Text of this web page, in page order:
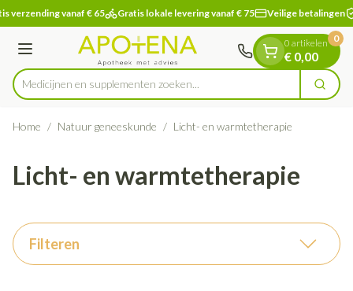
Ga naar de inhoud
1 van 1
verzending vanaf € 65 Gratis lokale levering vanaf € 75 Veilige betalingen
Menu
Product, merk, categorie...
Medicijnen en supplementen zoeken Zoek
0 artikelen
€ 0,00
0
Home / Natuur geneeskunde / Licht- en warmtetherapie
Licht- en warmtetherapie
Filteren